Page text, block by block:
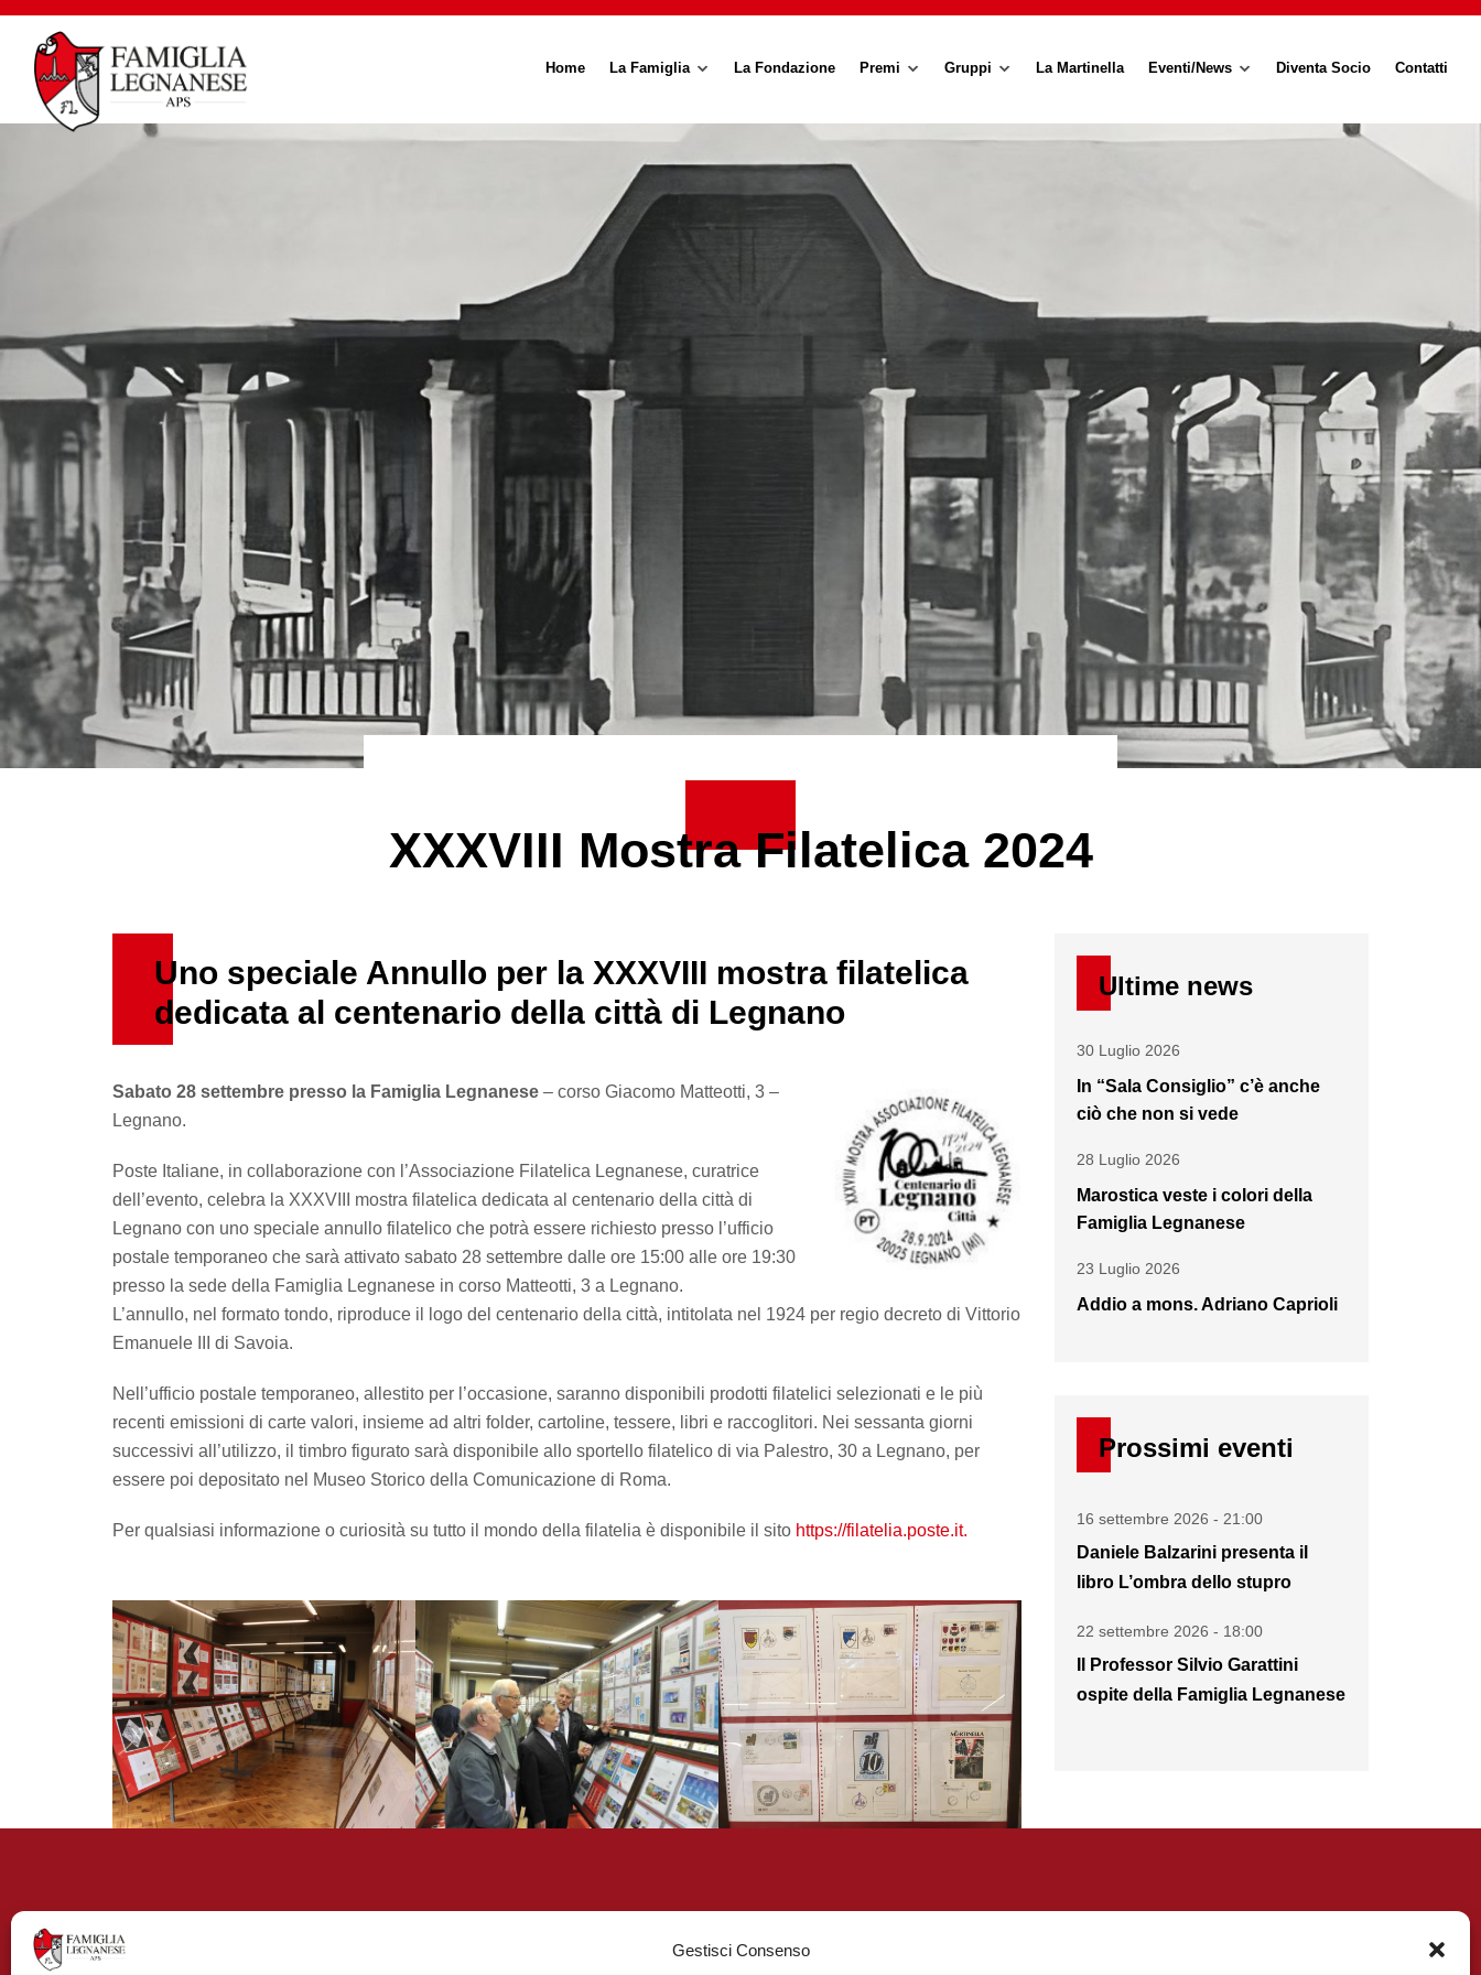
Gestisci Consenso
Home La Famiglia La Fondazione Premi Gruppi La Martinella Eventi/News Diventa Socio Contatti
XXXVIII Mostra Filatelica 2024
Uno speciale Annullo per la XXXVIII mostra filatelica
dedicata al centenario della città di Legnano
Sabato 28 settembre presso la Famiglia Legnanese – corso Giacomo Matteotti, 3 –
Legnano.
Poste Italiane, in collaborazione con l’Associazione Filatelica Legnanese, curatrice
dell’evento, celebra la XXXVIII mostra filatelica dedicata al centenario della città di
Legnano con uno speciale annullo filatelico che potrà essere richiesto presso l’ufficio
postale temporaneo che sarà attivato sabato 28 settembre dalle ore 15:00 alle ore 19:30
presso la sede della Famiglia Legnanese in corso Matteotti, 3 a Legnano.
L’annullo, nel formato tondo, riproduce il logo del centenario della città, intitolata nel 1924 per regio decreto di Vittorio
Emanuele III di Savoia.
Nell’ufficio postale temporaneo, allestito per l’occasione, saranno disponibili prodotti filatelici selezionati e le più
recenti emissioni di carte valori, insieme ad altri folder, cartoline, tessere, libri e raccoglitori. Nei sessanta giorni
successivi all’utilizzo, il timbro figurato sarà disponibile allo sportello filatelico di via Palestro, 30 a Legnano, per
essere poi depositato nel Museo Storico della Comunicazione di Roma.
Per qualsiasi informazione o curiosità su tutto il mondo della filatelia è disponibile il sito https://filatelia.poste.it.
Ultime news
30 Luglio 2026
In “Sala Consiglio” c’è anche
ciò che non si vede
28 Luglio 2026
Marostica veste i colori della
Famiglia Legnanese
23 Luglio 2026
Addio a mons. Adriano Caprioli
Prossimi eventi
16 settembre 2026 - 21:00
Daniele Balzarini presenta il
libro L’ombra dello stupro
22 settembre 2026 - 18:00
Il Professor Silvio Garattini
ospite della Famiglia Legnanese
Contributi Contatti